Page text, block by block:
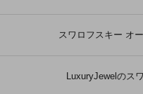
スワロフスキー オ
LuxuryJewelのス